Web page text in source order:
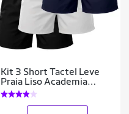
Kit 3 Short Tactel Leve
Praia Liso Academia
Bermuda Masculina